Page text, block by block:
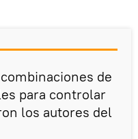
de
para controlar
los autores del